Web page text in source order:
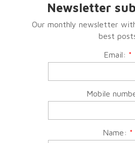
Newsletter
Our monthly newsletter
best
Email: *
Mobile
Name: *